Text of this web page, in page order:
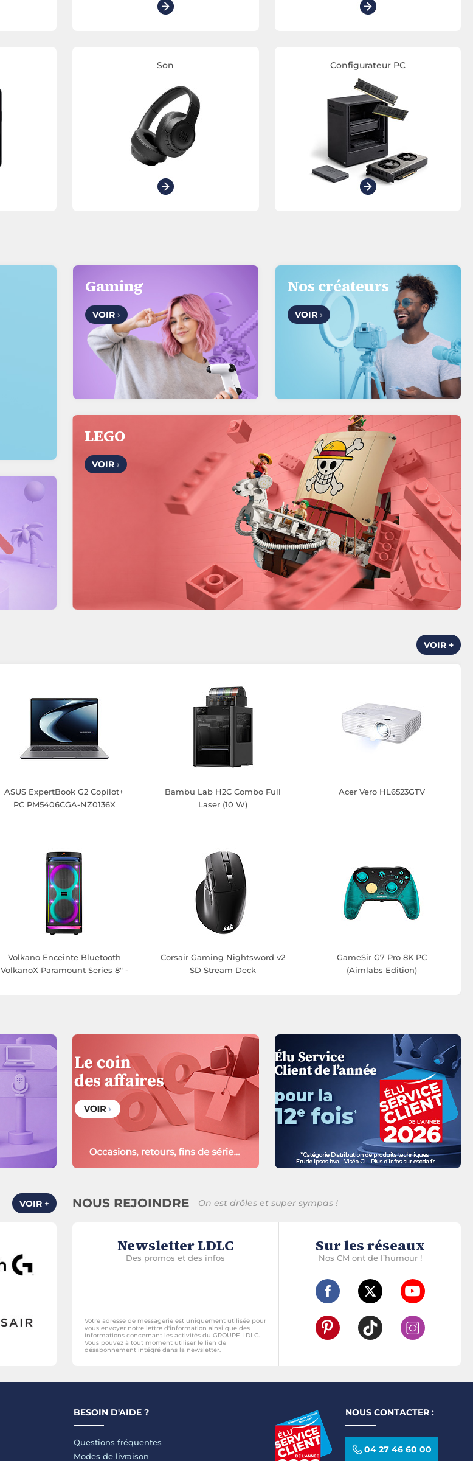
Son Configurateur PC
Nos créateurs
VOIR ›
Gaming
VOIR ›
LEGO
VOIR ›
VOIR +
ASUS ExpertBook G2 Copilot+
PC PM5406CGA-NZ0136X
Bambu Lab H2C Combo Full
Laser (10 W)
Acer Vero HL6523GTV
Volkano Enceinte Bluetooth
VolkanoX Paramount Series 8" -
Corsair Gaming Nightsword v2
SD Stream Deck
GameSir G7 Pro 8K PC
(Aimlabs Edition)
VOIR + NOUS REJOINDRE On est drôles et super sympas !
Newsletter LDLC
Des promos et des infos
Votre adresse de messagerie est uniquement utilisée pour
vous envoyer notre lettre d'information ainsi que des
informations concernant les activités du GROUPE LDLC.
Vous pouvez à tout moment utiliser le lien de
désabonnement intégré dans la newsletter.
Sur les réseaux
Nos CM ont de l’humour !
BESOIN D'AIDE ?
Questions fréquentes
Modes de livraison
NOUS CONTACTER :
04 27 46 60 00